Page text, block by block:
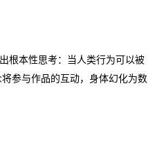
根本性思考：当人类行为可以被
参与作品的互动，身体幻化为数